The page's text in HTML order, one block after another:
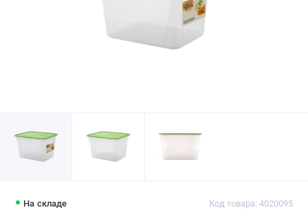
На складе Код товара: 4020095